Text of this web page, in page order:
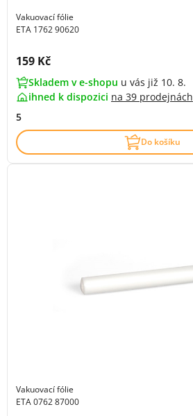
Vakuovací fólie
ETA 1762 90620
Cena s DPH:
159 Kč
Skladem v e-shopu u vás již 10. 8.
ihned k dispozici na 39 prodejnách
5
Do košíku
Vakuovací fólie
ETA 0762 87000